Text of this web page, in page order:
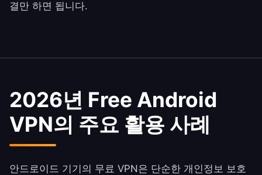
결만 하면 됩니다.
2026년 Free Android
VPN의 주요 활용 사례
안드로이드 기기의 무료 VPN은 단순한 개인정보 보호